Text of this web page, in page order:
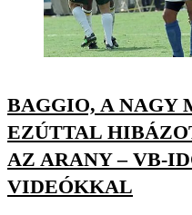
BAGGIO, A NAGY
EZÚTTAL
AZ ARANY – VB-
VIDEÓKKAL